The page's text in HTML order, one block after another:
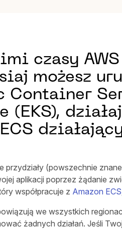
czasy
możesz
Container
(EKS),
przydziały (powszechnie
aplikacji poprzez żądanie
współpracuje z Amazon ECS
we wszystkich
żadnych działań. Jeśli